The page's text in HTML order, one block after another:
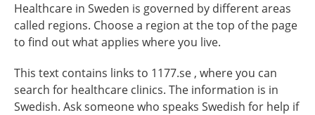
Healthcare in Sweden is governed by different areas
called regions. Choose a region at the top of the page
to find out what applies where you live.
This text contains links to 1177.se , where you can
search for healthcare clinics. The information is in
Swedish. Ask someone who speaks Swedish for help if